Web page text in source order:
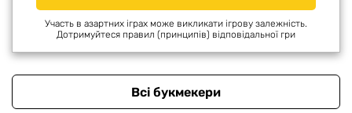
Участь в азартних іграх може викликати ігрову залежність.
Дотримуйтеся правил (принципів) відповідальної гри
Всі букмекери